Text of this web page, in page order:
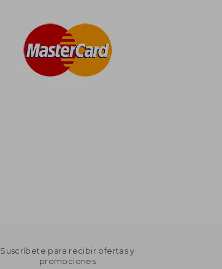
Suscríbete para recibir ofertas y
promociones